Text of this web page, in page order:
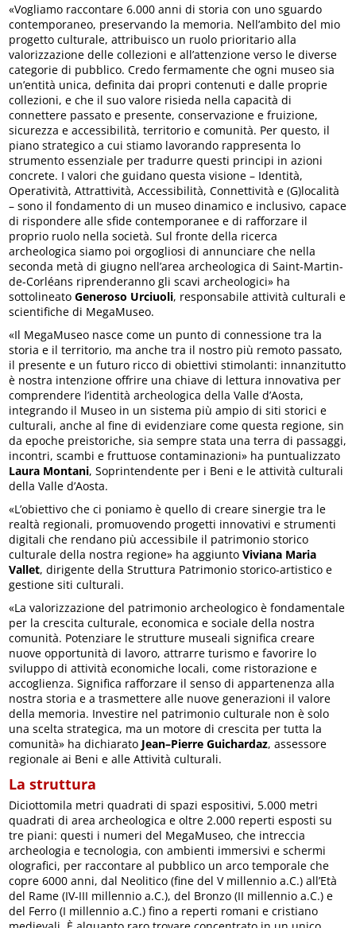
«Vogliamo raccontare 6.000 anni di storia con uno sguardo
contemporaneo, preservando la memoria. Nell’ambito del mio
progetto culturale, attribuisco un ruolo prioritario alla
valorizzazione delle collezioni e all’attenzione verso le diverse
categorie di pubblico. Credo fermamente che ogni museo sia
un’entità unica, definita dai propri contenuti e dalle proprie
collezioni, e che il suo valore risieda nella capacità di
connettere passato e presente, conservazione e fruizione,
sicurezza e accessibilità, territorio e comunità. Per questo, il
piano strategico a cui stiamo lavorando rappresenta lo
strumento essenziale per tradurre questi principi in azioni
concrete. I valori che guidano questa visione – Identità,
Operatività, Attrattività, Accessibilità, Connettività e (G)località
– sono il fondamento di un museo dinamico e inclusivo, capace
di rispondere alle sfide contemporanee e di rafforzare il
proprio ruolo nella società. Sul fronte della ricerca
archeologica siamo poi orgogliosi di annunciare che nella
seconda metà di giugno nell’area archeologica di Saint-Martin-
de-Corléans riprenderanno gli scavi archeologici» ha
sottolineatoGeneroso Urciuoli, responsabile attività culturali e
scientifiche di MegaMuseo.
«Il MegaMuseo nasce come un punto di connessione tra la
storia e il territorio, ma anche tra il nostro più remoto passato,
il presente e un futuro ricco di obiettivi stimolanti: innanzitutto
è nostra intenzione offrire una chiave di lettura innovativa per
comprendere l’identità archeologica della Valle d’Aosta,
integrando il Museo in un sistema più ampio di siti storici e
culturali, anche al fine di evidenziare come questa regione, sin
da epoche preistoriche, sia sempre stata una terra di passaggi,
incontri, scambi e fruttuose contaminazioni» ha puntualizzato
Laura Montani, Soprintendente per i Beni e le attività culturali
della Valle d’Aosta.
«L’obiettivo che ci poniamo è quello di creare sinergie tra le
realtà regionali, promuovendo progetti innovativi e strumenti
digitali che rendano più accessibile il patrimonio storico
culturale della nostra regione» ha aggiuntoViviana Maria
Vallet, dirigente della Struttura Patrimonio storico-artistico e
gestione siti culturali.
«La valorizzazione del patrimonio archeologico è fondamentale
per la crescita culturale, economica e sociale della nostra
comunità. Potenziare le strutture museali significa creare
nuove opportunità di lavoro, attrarre turismo e favorire lo
sviluppo di attività economiche locali, come ristorazione e
accoglienza. Significa rafforzare il senso di appartenenza alla
nostra storia e a trasmettere alle nuove generazioni il valore
della memoria. Investire nel patrimonio culturale non è solo
una scelta strategica, ma un motore di crescita per tutta la
comunità» ha dichiarato Jean–Pierre Guichardaz, assessore
regionale ai Beni e alle Attività culturali.
La struttura
Diciottomila metri quadrati di spazi espositivi, 5.000 metri
quadrati di area archeologica e oltre 2.000 reperti esposti su
tre piani: questi i numeri del MegaMuseo, che intreccia
archeologia e tecnologia, con ambienti immersivi e schermi
olografici, per raccontare al pubblico un arco temporale che
copre 6000 anni, dal Neolitico (fine del V millennio a.C.) all’Età
del Rame (IV-III millennio a.C.), del Bronzo (II millennio a.C.) e
del Ferro (I millennio a.C.) fino a reperti romani e cristiano